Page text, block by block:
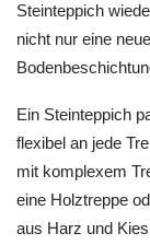
Steinteppich
nicht nur eine
Ein Steinteppich
flexibel an jede
mit komplexem
eine Holztreppe
aus Harz und